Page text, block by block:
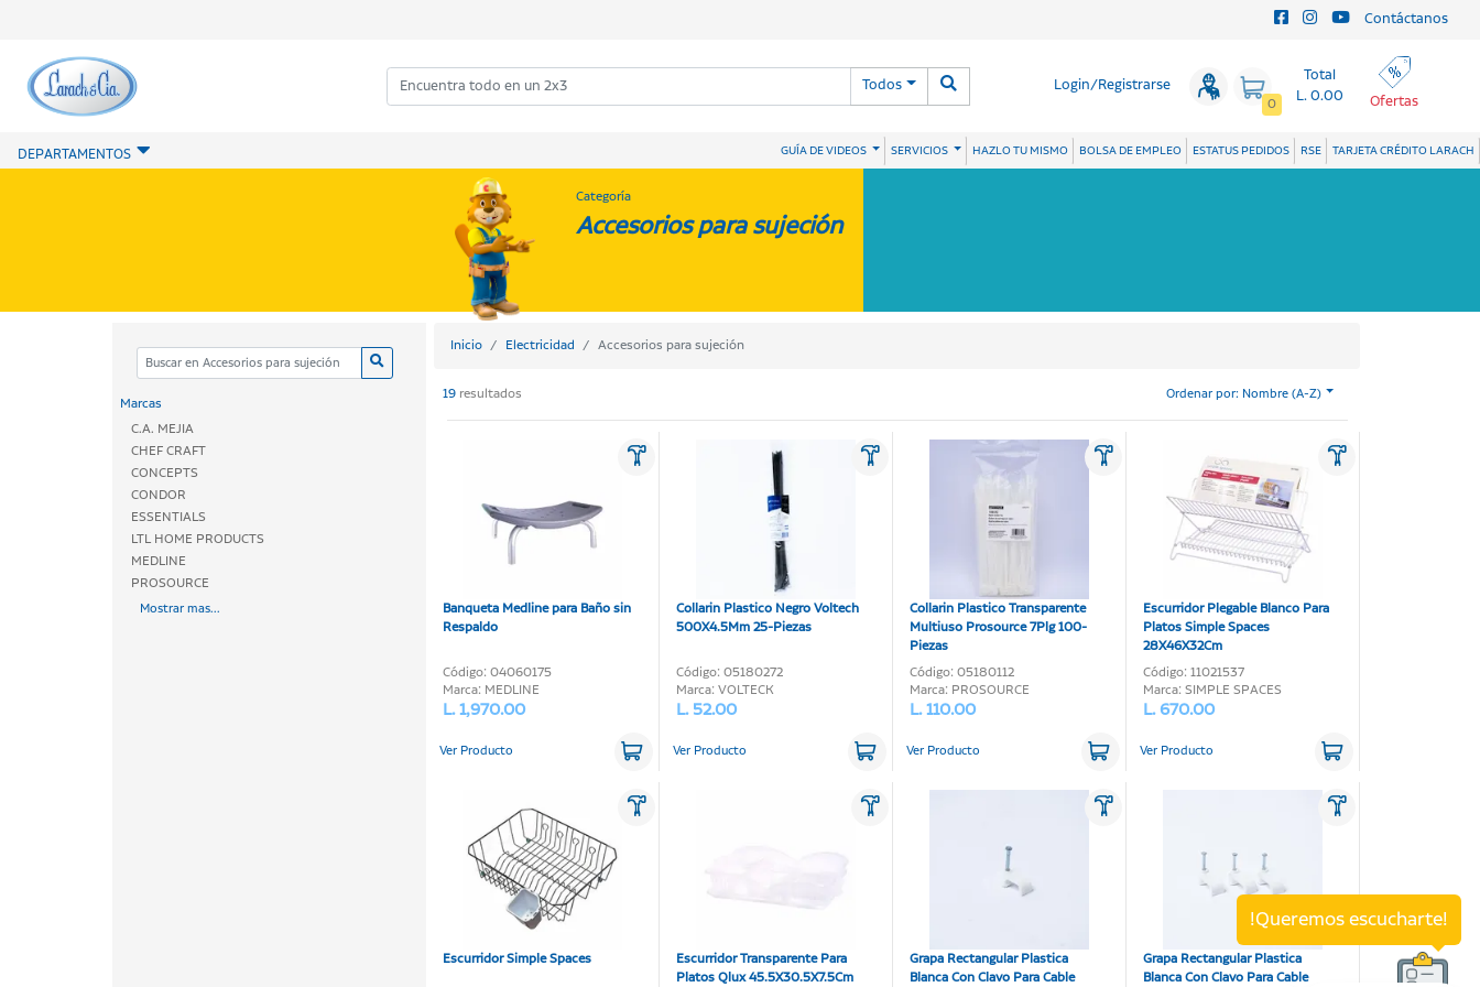
Contáctanos
Todos Login/Registrarse
0
Total
L. 0.00
Ofertas
DEPARTAMENTOS GUÍA DE VIDEOS SERVICIOS HAZLO TU MISMO BOLSA DE EMPLEO ESTATUS PEDIDOS RSE TARJETA CRÉDITO LARACH
Categoría
Accesorios para sujeción
Marcas
C.A. MEJIA
CHEF CRAFT
CONCEPTS
CONDOR
ESSENTIALS
LTL HOME PRODUCTS
MEDLINE
PROSOURCE
Mostrar mas...
Inicio Electricidad Accesorios para sujeción
19 resultados Ordenar por: Nombre (A-Z)
Banqueta Medline para Baño sin
Respaldo
Código: 04060175
Marca: MEDLINE
L. 1,970.00
Ver Producto
Collarin Plastico Negro Voltech
500X4.5Mm 25-Piezas
Código: 05180272
Marca: VOLTECK
L. 52.00
Ver Producto
Collarin Plastico Transparente
Multiuso Prosource 7Plg 100-
Piezas
Código: 05180112
Marca: PROSOURCE
L. 110.00
Ver Producto
Escurridor Plegable Blanco Para
Platos Simple Spaces
28X46X32Cm
Código: 11021537
Marca: SIMPLE SPACES
L. 670.00
Ver Producto
Escurridor Simple Spaces
Escurridor Transparente Para
Platos Qlux 45.5X30.5X7.5Cm
Grapa Rectangular Plastica
Blanca Con Clavo Para Cable
Grapa Rectangular Plastica
Blanca Con Clavo Para Cable
!Queremos escucharte!